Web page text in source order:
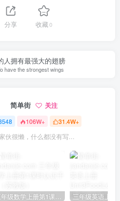
分享 收藏0
人拥有最强大的翅膀
have the strongest wings
简单街 关注
106W+ 31.4W+
伙很懒，什么都没有写...